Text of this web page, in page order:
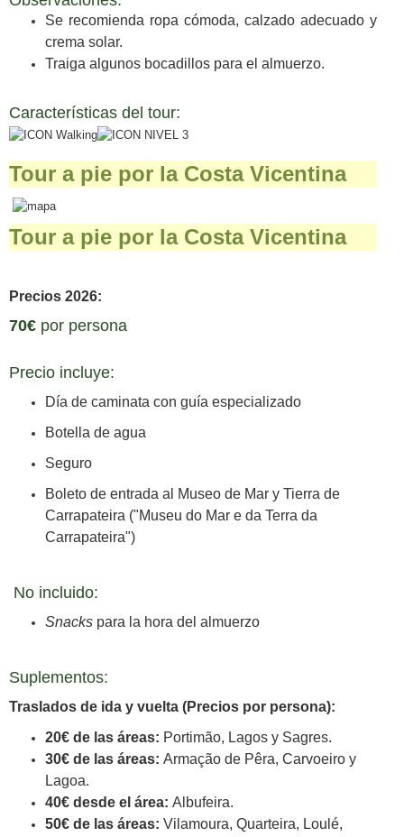
Se recomienda ropa cómoda, calzado adecuado y
crema solar.
Traiga algunos bocadillos para el almuerzo.
Características del tour:
Tour a pie por la Costa Vicentina
Tour a pie por la Costa Vicentina
Precios 2026:
70€ por persona
Precio incluye:
Día de caminata con guía especializado
Botella de agua
Seguro
Boleto de entrada al Museo de Mar y Tierra de
Carrapateira ("Museu do Mar e da Terra da
Carrapateira")
No incluido:
Snacks para la hora del almuerzo
Suplementos:
Traslados de ida y vuelta (Precios por persona):
20€ de las áreas: Portimão, Lagos y Sagres.
30€ de las áreas: Armação de Pêra, Carvoeiro y
Lagoa.
40€ desde el área: Albufeira.
50€ de las áreas: Vilamoura, Quarteira, Loulé,